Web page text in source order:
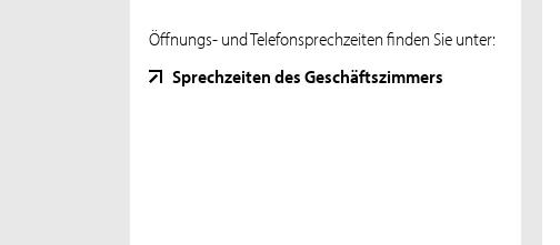
Öffnungs- und Telefonsprechzeiten finden Sie unter:
Sprechzeiten des Geschäftszimmers